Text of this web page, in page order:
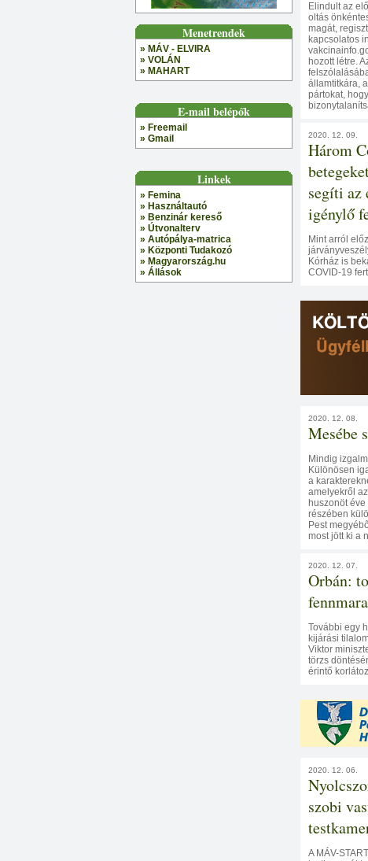
Menetrendek
» MÁV - ELVIRA
» VOLÁN
» MAHART
E-mail belépők
» Freemail
» Gmail
Linkek
» Femina
» Használtautó
» Benzinár kereső
» Útvonalterv
» Autópálya-matrica
» Központi Tudakozó
» Magyarország.hu
» Állások
Elindult az
oltás
magát,
kapcsolatos
hozott létre.
államtitkára,
pártokat,
2020. 12. 09.
Három
segíti az
igénylő
Mint arról
Kórház is
COVID-19
2020. 12. 08.
Mesébe
Mindig
Különösen
a
amelyekről
huszonöt
részében
Pest
most jött ki a
2020. 12. 07.
Orbán:
További egy
kijárási
Viktor
törzs
érintő
2020. 12. 06.
szobi
A MÁV-